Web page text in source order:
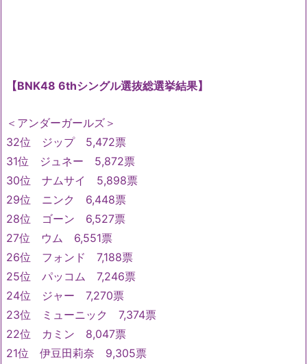
【BNK48 6thシングル選抜総選挙結果】
＜アンダーガールズ＞
32位 ジップ 5,472票
31位 ジュネー 5,872票
30位 ナムサイ 5,898票
29位 ニンク 6,448票
28位 ゴーン 6,527票
27位 ウム 6,551票
26位 フォンド 7,188票
25位 パッコム 7,246票
24位 ジャー 7,270票
23位 ミューニック 7,374票
22位 カミン 8,047票
21位 伊豆田莉奈 9,305票